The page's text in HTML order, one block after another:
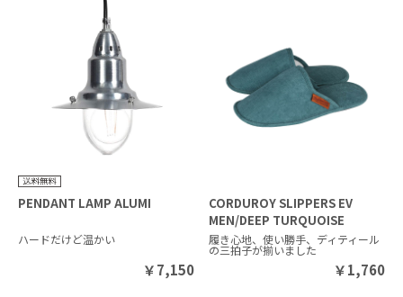
PENDANT LAMP ALUMI
ハードだけど温かい
￥7,150
CORDUROY SLIPPERS EV
MEN/DEEP TURQUOISE
履き心地、使い勝手、ディティール
の三拍子が揃いました
￥1,760